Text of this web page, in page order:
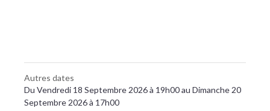
Autres dates
Du Vendredi 18 Septembre 2026 à 19h00 au Dimanche 20
Septembre 2026 à 17h00